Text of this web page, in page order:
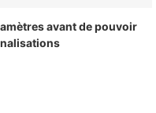
avant de pouvoir